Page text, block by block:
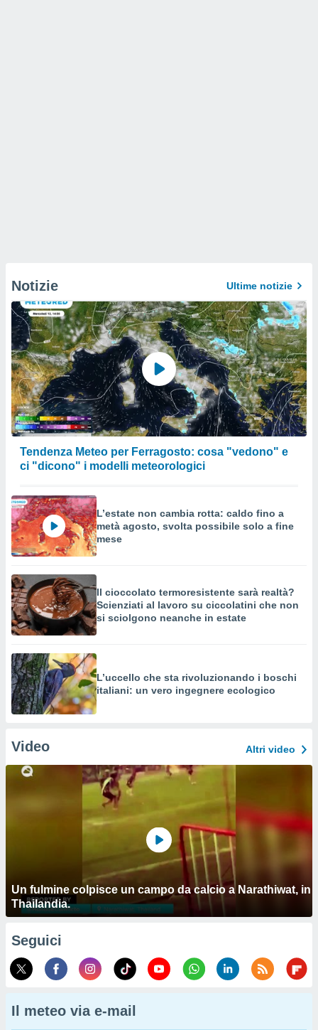
Notizie Ultime notizie
Tendenza Meteo per Ferragosto: cosa "vedono" e
ci "dicono" i modelli meteorologici
L’estate non cambia rotta: caldo fino a
metà agosto, svolta possibile solo a fine
mese
Il cioccolato termoresistente sarà realtà?
Scienziati al lavoro su ciccolatini che non
si sciolgono neanche in estate
L’uccello che sta rivoluzionando i boschi
italiani: un vero ingegnere ecologico
Video Altri video
Un fulmine colpisce un campo da calcio a Narathiwat, in
Thailandia.
Seguici
Il meteo via e-mail